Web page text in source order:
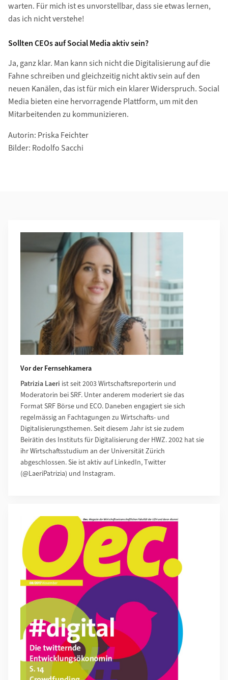
warten. Für mich ist es unvorstellbar, dass sie etwas lernen,
das ich nicht verstehe!
Sollten CEOs auf Social Media aktiv sein?
Ja, ganz klar. Man kann sich nicht die Digitalisierung auf die
Fahne schreiben und gleichzeitig nicht aktiv sein auf den
neuen Kanälen, das ist für mich ein klarer Widerspruch. Social
Media bieten eine hervorragende Plattform, um mit den
Mitarbeitenden zu kommunizieren.
Autorin: Priska Feichter
Bilder: Rodolfo Sacchi
Vor der Fernsehkamera
Patrizia Laeri ist seit 2003 Wirtschaftsreporterin und
Moderatorin bei SRF. Unter anderem moderiert sie das
Format SRF Börse und ECO. Daneben engagiert sie sich
regelmässig an Fachtagungen zu Wirtschafts- und
Digitalisierungsthemen. Seit diesem Jahr ist sie zudem
Beirätin des Instituts für Digitalisierung der HWZ. 2002 hat sie
ihr Wirtschaftsstudium an der Universität Zürich
abgeschlossen. Sie ist aktiv auf LinkedIn, Twitter
(@LaeriPatrizia) und Instagram.